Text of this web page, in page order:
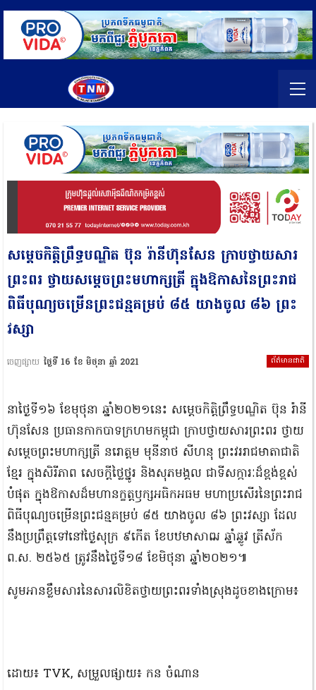
សម្តេចកិត្តិព្រឹទ្ធបណ្ឌិត ប៊ុន រ៉ានីហ៊ុនសែន ក្រាបថ្វាយសារ
ព្រះពរ ថ្វាយសម្ដេចព្រះមហាក្សត្រី ក្នុងឱកាសនៃព្រះរាជ
ពិធីបុណ្យចម្រើនព្រះជន្មគម្រប់ ៨៥ យាងចូល ៨៦ ព្រះ
វស្សា
ព័ត៌មានជាតិ
ចេញផ្សាយ ថ្ងៃទី 16 ខែ មិថុនា ឆ្នាំ 2021
នាថ្ងៃទី១៦ ខែមុថុនា ឆ្នាំ២០២១នេះ សម្តេចកិត្តិព្រឹទ្ធបណ្ឌិត ប៊ុន រ៉ានី
ហ៊ុនសែន ប្រធានកាកបាទក្រហមកម្ពុជា ក្រាបថ្វាយសារព្រះពរ ថ្វាយ
សម្ដេចព្រះមហាក្សត្រី នរោត្តម មុនីនាថ សីហនុ ព្រះវររាជមាតាជាតិ
ខ្មែរ ក្នុងសិរីភាព សេចក្តីថ្លៃថ្នូរ និងសុភមង្គល ជាទីសក្ការៈដ៏ខ្ពង់ខ្ពស់
បំផុត ក្នុងឱកាសដ៏មហានក្ខត្តឫក្សអធិកអធម មហាប្រសើរនៃព្រះរាជ
ពិធីបុណ្យចម្រើនព្រះជន្មគម្រប់ ៨៥ យាងចូល ៨៦ ព្រះវស្សា ដែល
នឹងប្រព្រឹត្តទៅនៅថ្ងៃសុក្រ ៩កើត ខែបឋមាសាឍ ឆ្នាំឆ្លូវ ត្រីស័ក
ព.ស. ២៥៦៥ ត្រូវនឹងថ្ងៃទី១៨ ខែមិថុនា ឆ្នាំ២០២១៕
សូមអានខ្លឹមសារនៃសារលិខិតថ្វាយព្រះពរទាំងស្រុងដូចខាងក្រោម៖
ដោយ៖ TVK, សម្រួលផ្សាយ៖ កន ចំណាន